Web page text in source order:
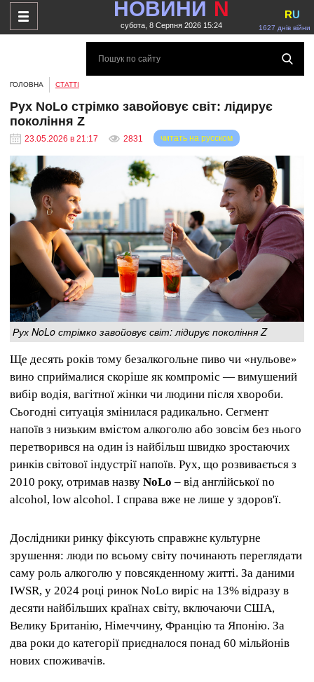
НОВИНИ N
субота, 8 Серпня 2026 15:24 1627 днів війни
RU
ГОЛОВНА СТАТТІ
Рух NoLo стрімко завойовує світ: лідирує
покоління Z
23.05.2026 в 21:17 2831 читать на русском
Рух NoLo стрімко завойовує світ: лідирує покоління Z
Ще десять років тому безалкогольне пиво чи «нульове»
вино сприймалися скоріше як компроміс — вимушений
вибір водія, вагітної жінки чи людини після хвороби.
Сьогодні ситуація змінилася радикально. Сегмент
напоїв з низьким вмістом алкоголю або зовсім без нього
перетворився на один із найбільш швидко зростаючих
ринків світової індустрії напоїв. Рух, що розвивається з
2010 року, отримав назву NoLo – від англійської no
alcohol, low alcohol. І справа вже не лише у здоров'ї.
Дослідники ринку фіксують справжнє культурне
зрушення: люди по всьому світу починають переглядати
саму роль алкоголю у повсякденному житті. За даними
IWSR, у 2024 році ринок NoLo виріс на 13% відразу в
десяти найбільших країнах світу, включаючи США,
Велику Британію, Німеччину, Францію та Японію. За
два роки до категорії приєдналося понад 60 мільйонів
нових споживачів.